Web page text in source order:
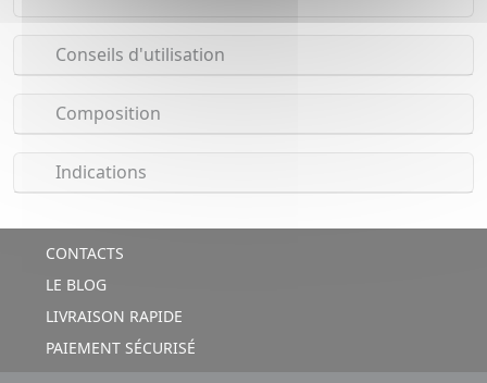
Conseils d'utilisation
Composition
Indications
CONTACTS
LE BLOG
LIVRAISON RAPIDE
PAIEMENT SÉCURISÉ